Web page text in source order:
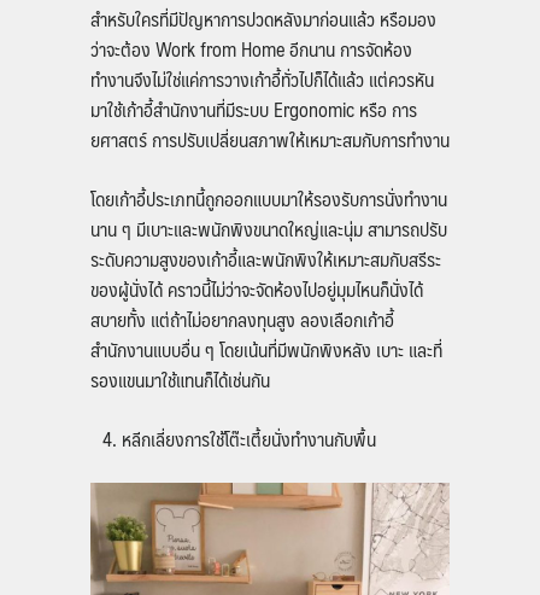
สำหรับใครที่มีปัญหาการปวดหลังมาก่อนแล้ว หรือมอง
ว่าจะต้องWork from Homeอีกนาน การจัดห้อง
ทำงานจึงไม่ใช่แค่การวางเก้าอี้ทั่วไปก็ได้แล้ว แต่ควรหัน
มาใช้เก้าอี้สำนักงานที่มีระบบ Ergonomic หรือ การ
ยศาสตร์ การปรับเปลี่ยนสภาพให้เหมาะสมกับการทำงาน
โดยเก้าอี้ประเภทนี้ถูกออกแบบมาให้รองรับการนั่งทำงาน
นาน ๆ มีเบาะและพนักพิงขนาดใหญ่และนุ่ม สามารถปรับ
ระดับความสูงของเก้าอี้และพนักพิงให้เหมาะสมกับสรีระ
ของผู้นั่งได้ คราวนี้ไม่ว่าจะจัดห้องไปอยู่มุมไหนก็นั่งได้
สบายทั้ง แต่ถ้าไม่อยากลงทุนสูง ลองเลือกเก้าอี้
สำนักงานแบบอื่น ๆ โดยเน้นที่มีพนักพิงหลัง เบาะ และที่
รองแขนมาใช้แทนก็ได้เช่นกัน
หลีกเลี่ยงการใช้โต๊ะเตี้ยนั่งทำงานกับพื้น